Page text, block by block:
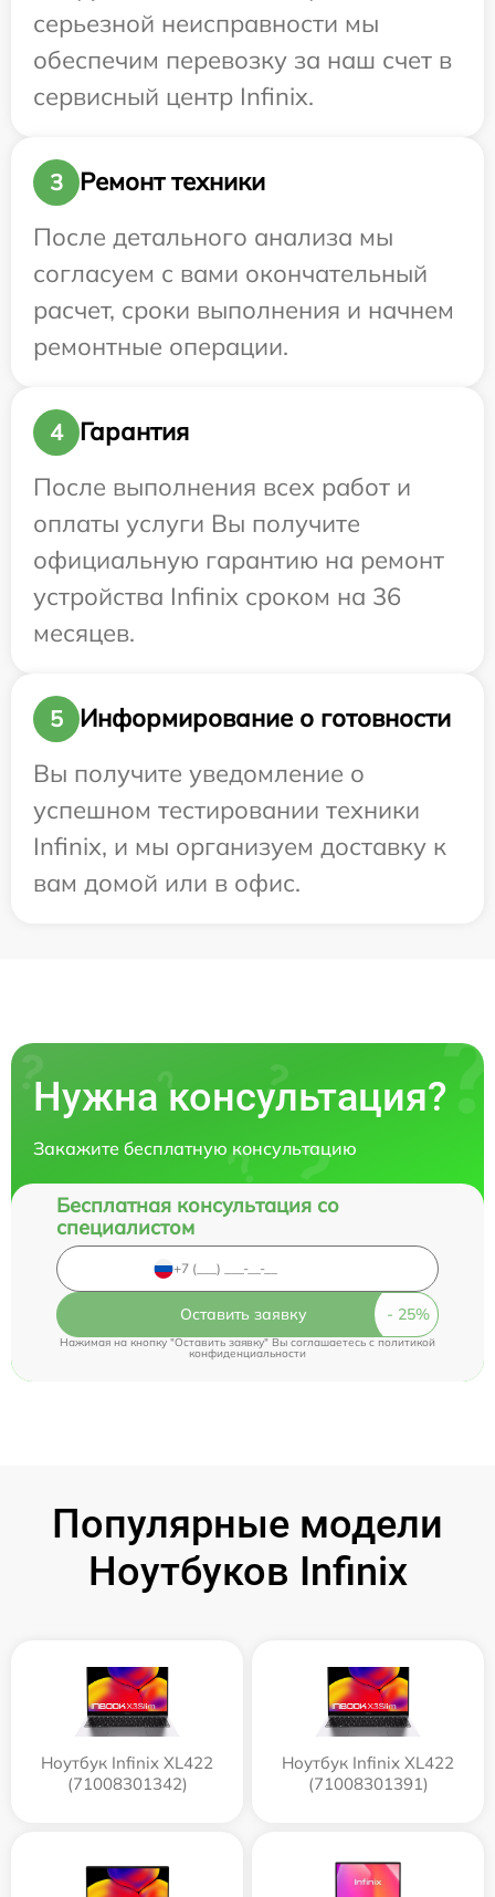
серьезной неисправности мы
обеспечим перевозку за наш счет в
сервисный центр Infinix.
3
Ремонт техники
После детального анализа мы
согласуем с вами окончательный
расчет, сроки выполнения и начнем
ремонтные операции.
4
Гарантия
После выполнения всех работ и
оплаты услуги Вы получите
официальную гарантию на ремонт
устройства Infinix сроком на 36
месяцев.
5
Информирование о готовности
Вы получите уведомление о
успешном тестировании техники
Infinix, и мы организуем доставку к
вам домой или в офис.
Нужна консультация?
Закажите бесплатную консультацию
Бесплатная консультация со
специалистом
Оставить заявку
Нажимая на кнопку "Оставить заявку" Вы соглашаетесь cполитикой
конфиденциальности
Популярные модели
Ноутбуков Infinix
Ноутбук Infinix XL422
(71008301342)
Ноутбук Infinix XL422
(71008301391)